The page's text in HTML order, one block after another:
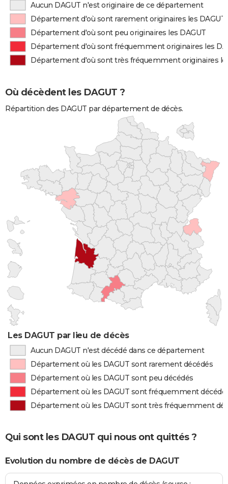
Aucun DAGUT n'est originaire de ce département
Département d'où sont rarement originaires les DAGUT
Département d'où sont peu originaires les DAGUT
Département d'où sont fréquemment originaires les
Département d'où sont très fréquemment originaires
Où décèdent les DAGUT ?
Répartition des DAGUT par département de décès.
Les DAGUT par lieu de décès
Aucun DAGUT n'est décédé dans ce département
Département où les DAGUT sont rarement décédés
Département où les DAGUT sont peu décédés
Département où les DAGUT sont fréquemment
Département où les DAGUT sont très fréquemment
Qui sont les DAGUT qui nous ont quittés ?
Evolution du nombre de décès de DAGUT